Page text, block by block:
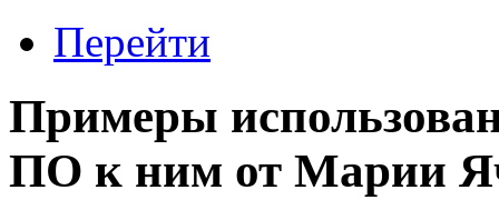
Перейти
Примеры
ПО к ним от Марии